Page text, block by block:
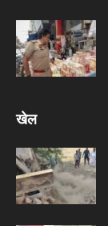
खेल